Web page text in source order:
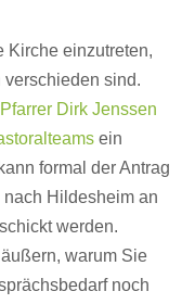
Kirche einzutreten,
sind.
Pfarrer Dirk Jenssen
ein
formal der Antrag
Hildesheim an
werden.
warum Sie
noch